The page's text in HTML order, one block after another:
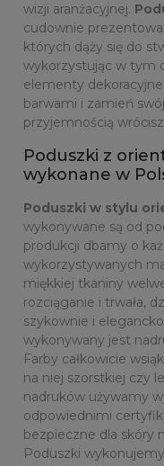
wizji aranżacyjnej.
cudownie
których dąży się do
wykorzystując w tym
elementy
barwami i zamień
przyjemnością
Poduszki z
wykonane w
Poduszki w stylu
wykonywane są od
produkcji dbamy o
wykorzystywanych
miękkiej tkaniny
rozciąganie i trwała,
szykownie i
wykonywany jest
Farby całkowicie
na niej szorstkiej czy
nadruków używamy
odpowiednimi
bezpieczne dla skóry
Poduszki